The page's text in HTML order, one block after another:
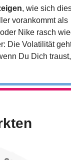
, wie sich
vorankommt als
Nike rasch
Die Volatilität
Du Dich